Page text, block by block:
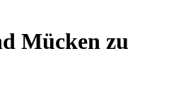
Mücken zu